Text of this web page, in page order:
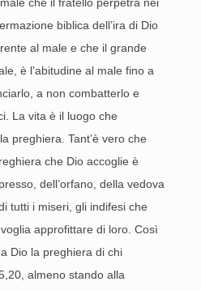
biblica dell’ira di Dio
al male e che il grande
è l’abitudine al male fino a
a non combatterlo e
La vita è il luogo che
preghiera. Tant’è vero che
che Dio accoglie è
dell’orfano, della vedova
tutti i miseri, gli indifesi che
approfittare di loro. Così
Dio la preghiera di chi
almeno stando alla